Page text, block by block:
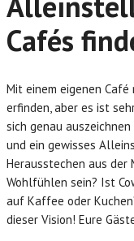
Cafés
Mit einem eigenen
erfinden, aber es ist
sich genau
und ein gewisses
Herausstechen aus der
Wohlfühlen sein? Ist
auf Kaffee oder
dieser Vision! Eure